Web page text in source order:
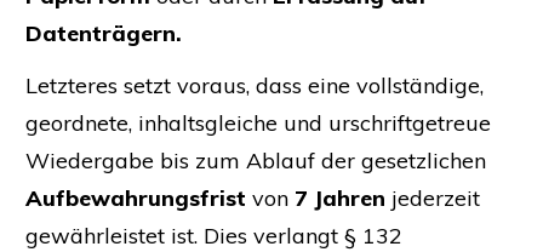
Datenträgern.
Letz­te­res setzt vor­aus, dass eine voll­stän­di­ge,
geord­ne­te, inhalts­glei­che und urschrift­ge­treue
Wie­der­ga­be bis zum Ablauf der gesetz­li­chen
Auf­be­wah­rungs­frist von 7 Jah­ren jeder­zeit
gewähr­leis­tet ist. Dies ver­langt § 132